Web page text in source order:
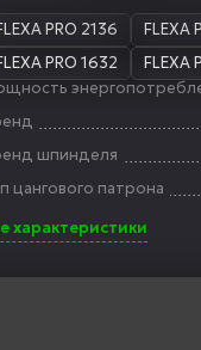
PRO 2136
FLEXA
PRO 1632
FLEXA
шпинделя
цангового патрона
характеристики